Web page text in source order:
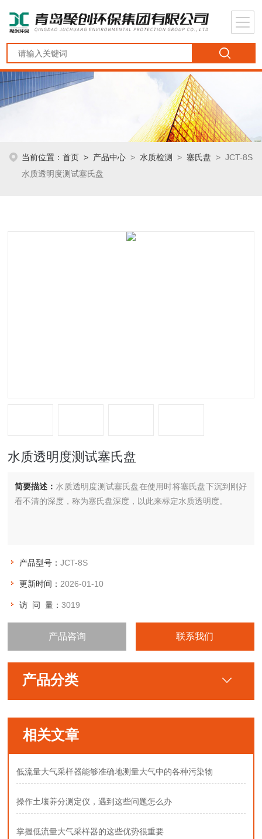
当前位置：首页 > 产品中心 >水质检测 > 塞氏盘 > JCT-8S
水质透明度测试塞氏盘
水质透明度测试塞氏盘
简要描述： 水质透明度测试塞氏盘在使用时将塞氏盘下沉到刚好
看不清的深度，称为塞氏盘深度，以此来标定水质透明度。
产品型号：JCT-8S
更新时间： 2026-01-10
访 问 量：3019
产品咨询 联系我们
产品分类
相关文章
低流量大气采样器能够准确地测量大气中的各种污染物
操作土壤养分测定仪，遇到这些问题怎么办
掌握低流量大气采样器的这些优势很重要